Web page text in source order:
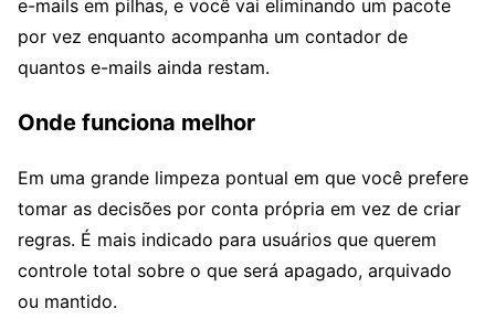
e-mails em pilhas, e você vai eliminando um pacote
por vez enquanto acompanha um contador de
quantos e-mails ainda restam.
Onde funciona melhor
Em uma grande limpeza pontual em que você prefere
tomar as decisões por conta própria em vez de criar
regras. É mais indicado para usuários que querem
controle total sobre o que será apagado, arquivado
ou mantido.